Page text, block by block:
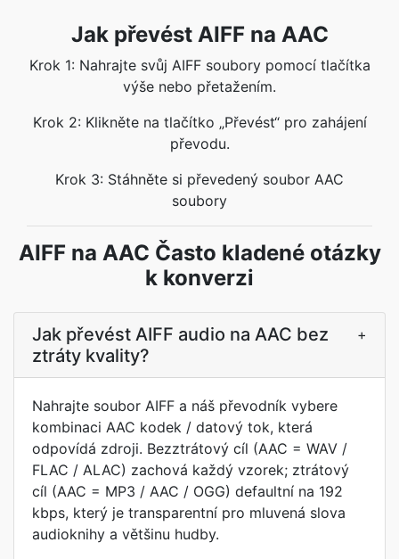
Jak převést AIFF na AAC
Krok 1: Nahrajte svůj AIFF soubory pomocí tlačítka
výše nebo přetažením.
Krok 2: Klikněte na tlačítko „Převést“ pro zahájení
převodu.
Krok 3: Stáhněte si převedený soubor AAC
soubory
AIFF na AAC Často kladené otázky
k konverzi
Jak převést AIFF audio na AAC bez
ztráty kvality?
+
Nahrajte soubor AIFF a náš převodník vybere
kombinaci AAC kodek / datový tok, která
odpovídá zdroji. Bezztrátový cíl (AAC = WAV /
FLAC / ALAC) zachová každý vzorek; ztrátový
cíl (AAC = MP3 / AAC / OGG) defaultní na 192
kbps, který je transparentní pro mluvená slova
audioknihy a většinu hudby.